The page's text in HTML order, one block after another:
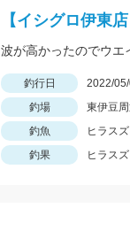
【イシグロ伊東
波が高かったのでウエ
釣行日 2022/
釣場
東伊豆
釣魚
ヒラス
釣果
ヒラス